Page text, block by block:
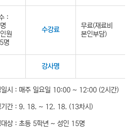
:
원
명
수강료
무료(재료비
본인부담)
강사명
시 : 매주 일요일 10:00 ~ 12:00 (2시간)
간 : 9. 18. ~ 12. 18. (13차시)
상 : 초등 5학년 ~ 성인 15명